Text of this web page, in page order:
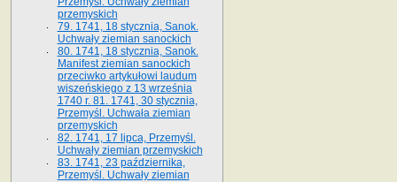
przemyskich
79. 1741, 18 stycznia, Sanok.
Uchwały ziemian sanockich
80. 1741, 18 stycznia, Sanok.
Manifest ziemian sanockich
przeciwko artykułowi laudum
wiszeńskiego z 13 wrze­śnia
1740 r. 81. 1741, 30 stycznia,
Przemyśl. Uchwała ziemian
przemyskich
82. 1741, 17 lipca, Przemyśl.
Uchwały ziemian przemyskich
83. 1741, 23 października,
Przemyśl. Uchwały ziemian